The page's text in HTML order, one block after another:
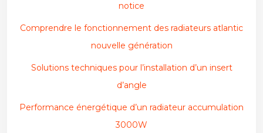
notice
Comprendre le fonctionnement des radiateurs atlantic
nouvelle génération
Solutions techniques pour l’installation d’un insert
d’angle
Performance énergétique d’un radiateur accumulation
3000W